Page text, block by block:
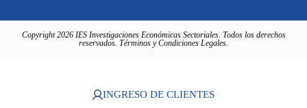
Copyright 2026 IES Investigaciones Económicas Sectoriales. Todos los derechos
reservados. Términos y Condiciones Legales.
INGRESO DE CLIENTES